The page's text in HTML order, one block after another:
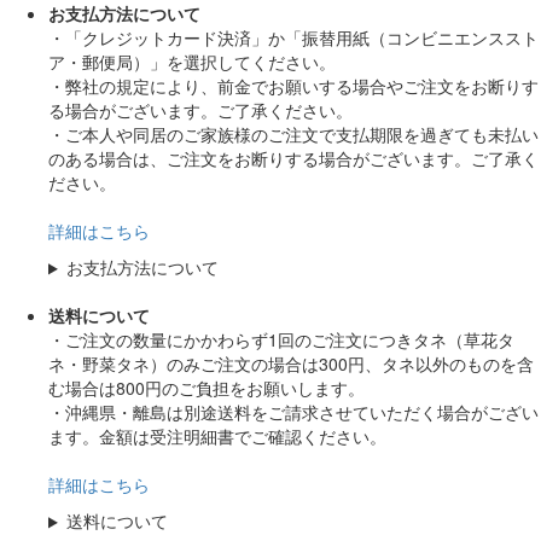
お支払方法について
・「クレジットカード決済」か「振替用紙（コンビニエンススト
ア・郵便局）」を選択してください。
・弊社の規定により、前金でお願いする場合やご注文をお断りす
る場合がございます。ご了承ください。
・ご本人や同居のご家族様のご注文で支払期限を過ぎても未払い
のある場合は、ご注文をお断りする場合がございます。ご了承く
ださい。
詳細はこちら
お支払方法について
送料について
・ご注文の数量にかかわらず1回のご注文につきタネ（草花タ
ネ・野菜タネ）のみご注文の場合は300円、タネ以外のものを含
む場合は800円のご負担をお願いします。
・沖縄県・離島は別途送料をご請求させていただく場合がござい
ます。金額は受注明細書でご確認ください。
詳細はこちら
送料について